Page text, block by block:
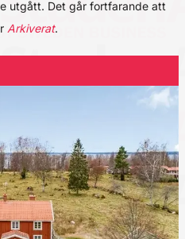
utgått. Det går fortfarande att
Arkiverat.